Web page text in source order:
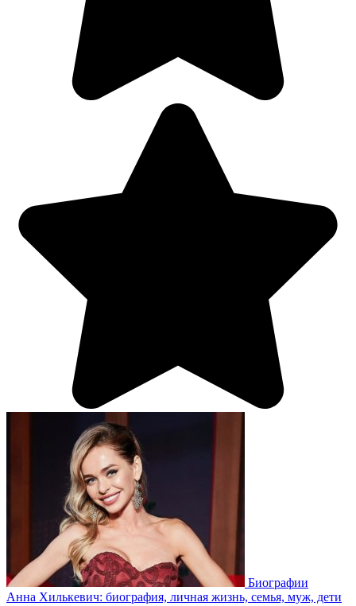
Биографии
Анна Хилькевич: биография, личная жизнь, семья, муж, дети